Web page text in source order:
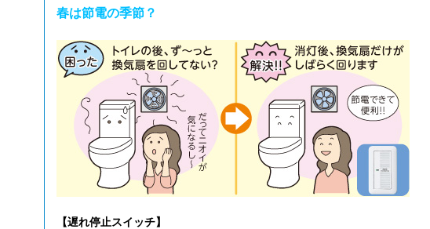
春は節電の季節？
【遅れ停止スイッチ】